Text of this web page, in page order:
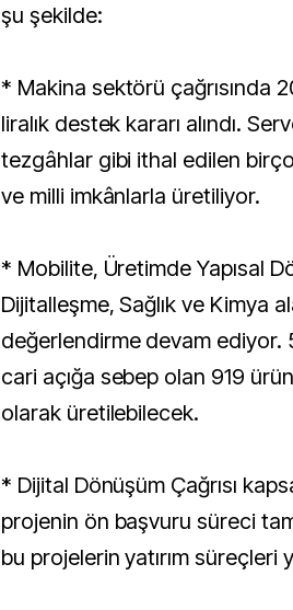
şu şekilde:
* Makina sektörü çağrısında
liralık destek kararı alındı.
tezgâhlar gibi ithal edilen
ve milli imkânlarla üretiliyor.
* Mobilite, Üretimde Yapısal
Dijitalleşme, Sağlık ve Kimya
değerlendirme devam ediyor.
cari açığa sebep olan 919
olarak üretilebilecek.
* Dijital Dönüşüm Çağrısı
projenin ön başvuru süreci
bu projelerin yatırım süreçleri